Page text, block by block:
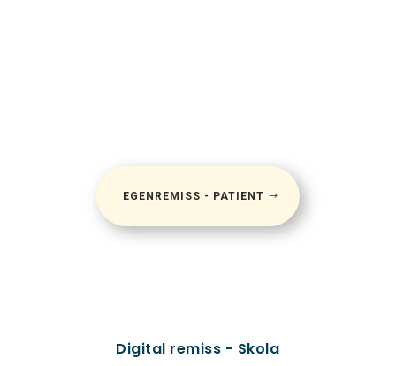
EGENREMISS - PATIENT
Digital remiss - Skola